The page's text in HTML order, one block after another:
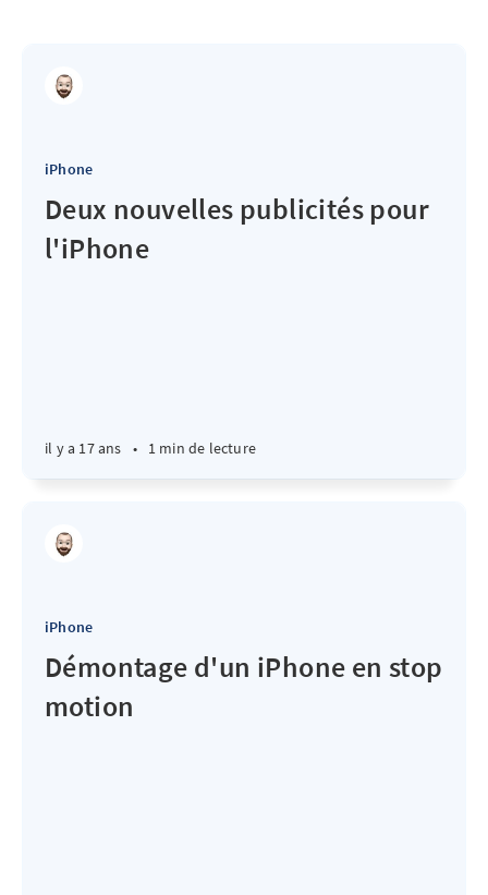
iPhone
Deux nouvelles publicités pour
l'iPhone
il y a 17 ans • 1 min de lecture
iPhone
Démontage d'un iPhone en stop
motion